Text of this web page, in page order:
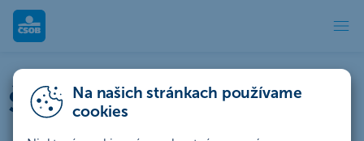
Na našich stránkach používame
cookies
Štatúty súťaží | ČSOB
Štatúty súťaží a akcií